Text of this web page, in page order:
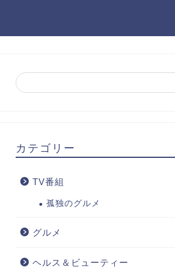
カテゴリー
TV番組
孤独のグルメ
グルメ
ヘルス＆ビューティー